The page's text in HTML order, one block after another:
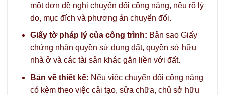
một đơn đề nghị chuyển đổi công năng, nêu rõ lý
do, mục đích và phương án chuyển đổi.
Giấy tờ pháp lý của công trình: Bản sao Giấy
chứng nhận quyền sử dụng đất, quyền sở hữu
nhà ở và các tài sản khác gắn liền với đất.
Bản vẽ thiết kế: Nếu việc chuyển đổi công năng
có kèm theo việc cải tạo, sửa chữa, chủ sở hữu